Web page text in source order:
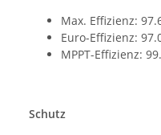
Max. Effizienz:
Euro-Effizienz:
MPPT-Effizienz:
Schutz